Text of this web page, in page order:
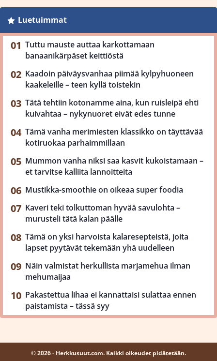
Luetuimmat
Tuttu mauste auttaa karkottamaan
banaanikärpäset keittiöstä
Kaadoin päiväysvanhaa piimää kylpyhuoneen
kaakeleille – teen kyllä toistekin
Tätä tehtiin kotonamme aina, kun ruisleipä ehti
kuivahtaa – nykynuoret eivät edes tunne
Tämä vanha merimiesten klassikko on täyttävää
kotiruokaa parhaimmillaan
Mummon vanha niksi saa kasvit kukoistamaan –
et tarvitse kalliita lannoitteita
Mustikka-smoothie on oikeaa super foodia
Kaveri teki tolkuttoman hyvää savulohta –
murusteli tätä kalan päälle
Tämä on yksi harvoista kalaresepteistä, joita
lapset pyytävät tekemään yhä uudelleen
Näin valmistat herkullista marjamehua ilman
mehumaijaa
Pakastettua lihaa ei kannattaisi sulattaa ennen
paistamista – tässä syy
© 2026 - Herkkusuut.com. Kaikki oikeudet pidätetään.